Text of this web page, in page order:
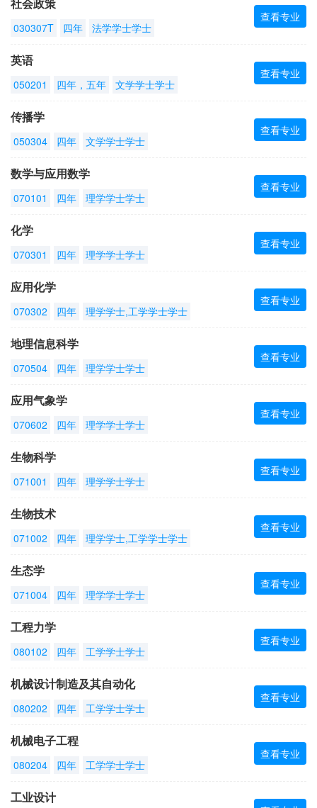
030307T 四年 法学学士学士
查看专业
英语
050201 四年，五年 文学学士学士
查看专业
传播学
050304 四年 文学学士学士
查看专业
数学与应用数学
070101 四年 理学学士学士
查看专业
化学
070301 四年 理学学士学士
查看专业
应用化学
070302 四年 理学学士,工学学士学士
查看专业
地理信息科学
070504 四年 理学学士学士
查看专业
应用气象学
070602 四年 理学学士学士
查看专业
生物科学
071001 四年 理学学士学士
查看专业
生物技术
071002 四年 理学学士,工学学士学士
查看专业
生态学
071004 四年 理学学士学士
查看专业
工程力学
080102 四年 工学学士学士
查看专业
机械设计制造及其自动化
080202 四年 工学学士学士
查看专业
机械电子工程
080204 四年 工学学士学士
查看专业
工业设计